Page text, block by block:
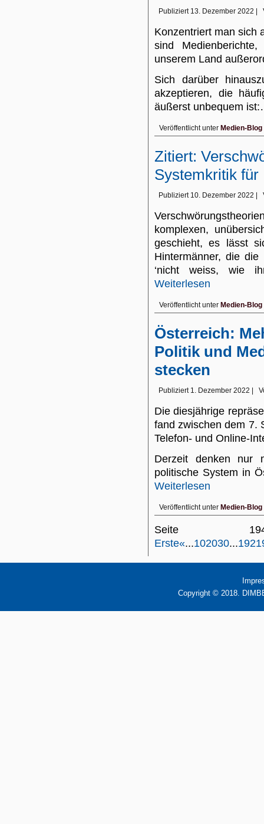
Publiziert 13. Dezember 2022
Konzentriert man sich
sind
unserem Land
Sich darüber
akzeptieren, die
äußerst unbequem
Veröffentlicht unter Medien-Blog
Zitiert:
Systemkritik für
Publiziert 10. Dezember 2022
komplexen,
geschieht, es lässt
Hintermänner, die
‘nicht weiss, wie
Weiterlesen
Veröffentlicht unter Medien-Blog
Österreich:
Politik und
stecken
Publiziert 1. Dezember 2022
Die diesjährige
fand zwischen dem 7.
Telefon- und Online-
Derzeit denken nur
politische System in
Weiterlesen
Veröffentlicht unter Medien-Blog
Seite
Erste«...102030...192
Copyright © 2018.